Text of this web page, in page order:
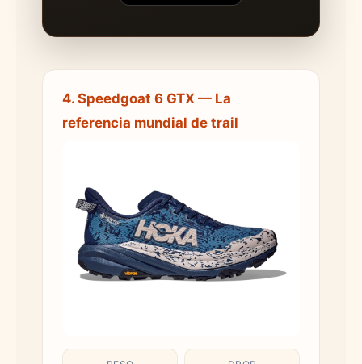
4. Speedgoat 6 GTX — La
referencia mundial de trail